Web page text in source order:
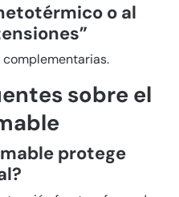
o al
complementarias.
sobre el
protege